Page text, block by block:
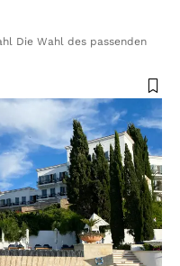
Die Wahl des passenden